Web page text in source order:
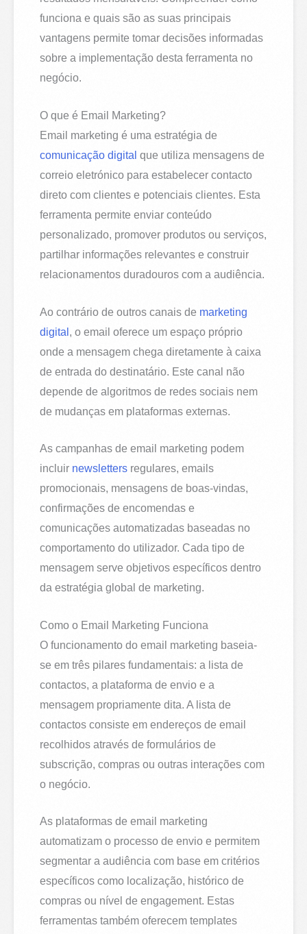
funciona e quais são as suas principais
vantagens permite tomar decisões informadas
sobre a implementação desta ferramenta no
negócio.
O que é Email Marketing?
Email marketing é uma estratégia de
comunicação digital que utiliza mensagens de
correio eletrónico para estabelecer contacto
direto com clientes e potenciais clientes. Esta
ferramenta permite enviar conteúdo
personalizado, promover produtos ou serviços,
partilhar informações relevantes e construir
relacionamentos duradouros com a audiência.
Ao contrário de outros canais de marketing
digital , o email oferece um espaço próprio
onde a mensagem chega diretamente à caixa
de entrada do destinatário. Este canal não
depende de algoritmos de redes sociais nem
de mudanças em plataformas externas.
As campanhas de email marketing podem
incluir newsletters regulares, emails
promocionais, mensagens de boas-vindas,
confirmações de encomendas e
comunicações automatizadas baseadas no
comportamento do utilizador. Cada tipo de
mensagem serve objetivos específicos dentro
da estratégia global de marketing.
Como o Email Marketing Funciona
O funcionamento do email marketing baseia-
se em três pilares fundamentais: a lista de
contactos, a plataforma de envio e a
mensagem propriamente dita. A lista de
contactos consiste em endereços de email
recolhidos através de formulários de
subscrição, compras ou outras interações com
o negócio.
As plataformas de email marketing
automatizam o processo de envio e permitem
segmentar a audiência com base em critérios
específicos como localização, histórico de
compras ou nível de engagement. Estas
ferramentas também oferecem templates